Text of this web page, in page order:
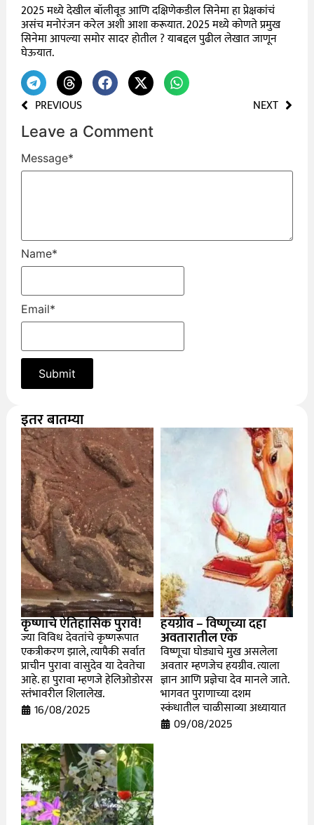
2025 मध्ये देखील बॉलीवूड आणि दक्षिणेकडील सिनेमा हा प्रेक्षकांचं
असंच मनोरंजन करेल अशी आशा करूयात. 2025 मध्ये कोणते प्रमुख
सिनेमा आपल्या समोर सादर होतील ? याबद्दल पुढील लेखात जाणून
घेऊयात.
PREVIOUS NEXT
Leave a Comment
Message*
Name*
Email*
इतर बातम्या
कृष्णाचे ऐतिहासिक पुरावे!
ज्या विविध देवतांचे कृष्णरूपात
एकत्रीकरण झाले, त्यापैकी सर्वात
प्राचीन पुरावा वासुदेव या देवतेचा
आहे. हा पुरावा म्हणजे हेलिओडोरस
स्तंभावरील शिलालेख.
16/08/2025
हयग्रीव – विष्णूच्या दहा
अवतारातील एक
विष्णूचा घोड्याचे मुख असलेला
अवतार म्हणजेच हयग्रीव. त्याला
ज्ञान आणि प्रज्ञेचा देव मानले जाते.
भागवत पुराणाच्या दशम
स्कंधातील चाळीसाव्या अध्यायात
09/08/2025